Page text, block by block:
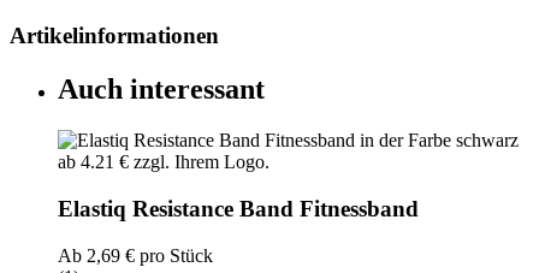
Artikelinformationen
Auch interessant
Elastiq Resistance Band Fitnessband
Ab 2,69 € pro Stück